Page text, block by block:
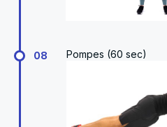
08 Pompes (60 sec)